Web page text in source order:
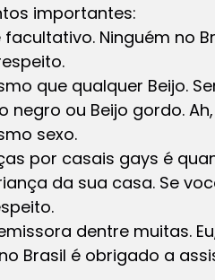
importantes:
facultativo. Ninguém no
que qualquer Beijo.
negro ou Beijo gordo.
sexo.
por casais gays é
da sua casa. Se
dentre muitas.
Brasil é obrigado a